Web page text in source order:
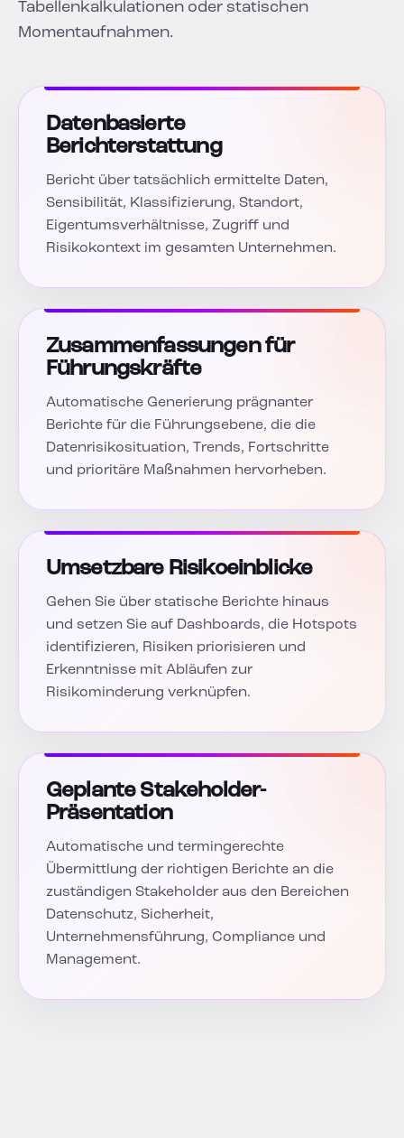
Tabellenkalkulationen oder statischen
Momentaufnahmen.
Datenbasierte
Berichterstattung
Bericht über tatsächlich ermittelte Daten,
Sensibilität, Klassifizierung, Standort,
Eigentumsverhältnisse, Zugriff und
Risikokontext im gesamten Unternehmen.
Zusammenfassungen für
Führungskräfte
Automatische Generierung prägnanter
Berichte für die Führungsebene, die die
Datenrisikosituation, Trends, Fortschritte
und prioritäre Maßnahmen hervorheben.
Umsetzbare Risikoeinblicke
Gehen Sie über statische Berichte hinaus
und setzen Sie auf Dashboards, die Hotspots
identifizieren, Risiken priorisieren und
Erkenntnisse mit Abläufen zur
Risikominderung verknüpfen.
Geplante Stakeholder-
Präsentation
Automatische und termingerechte
Übermittlung der richtigen Berichte an die
zuständigen Stakeholder aus den Bereichen
Datenschutz, Sicherheit,
Unternehmensführung, Compliance und
Management.